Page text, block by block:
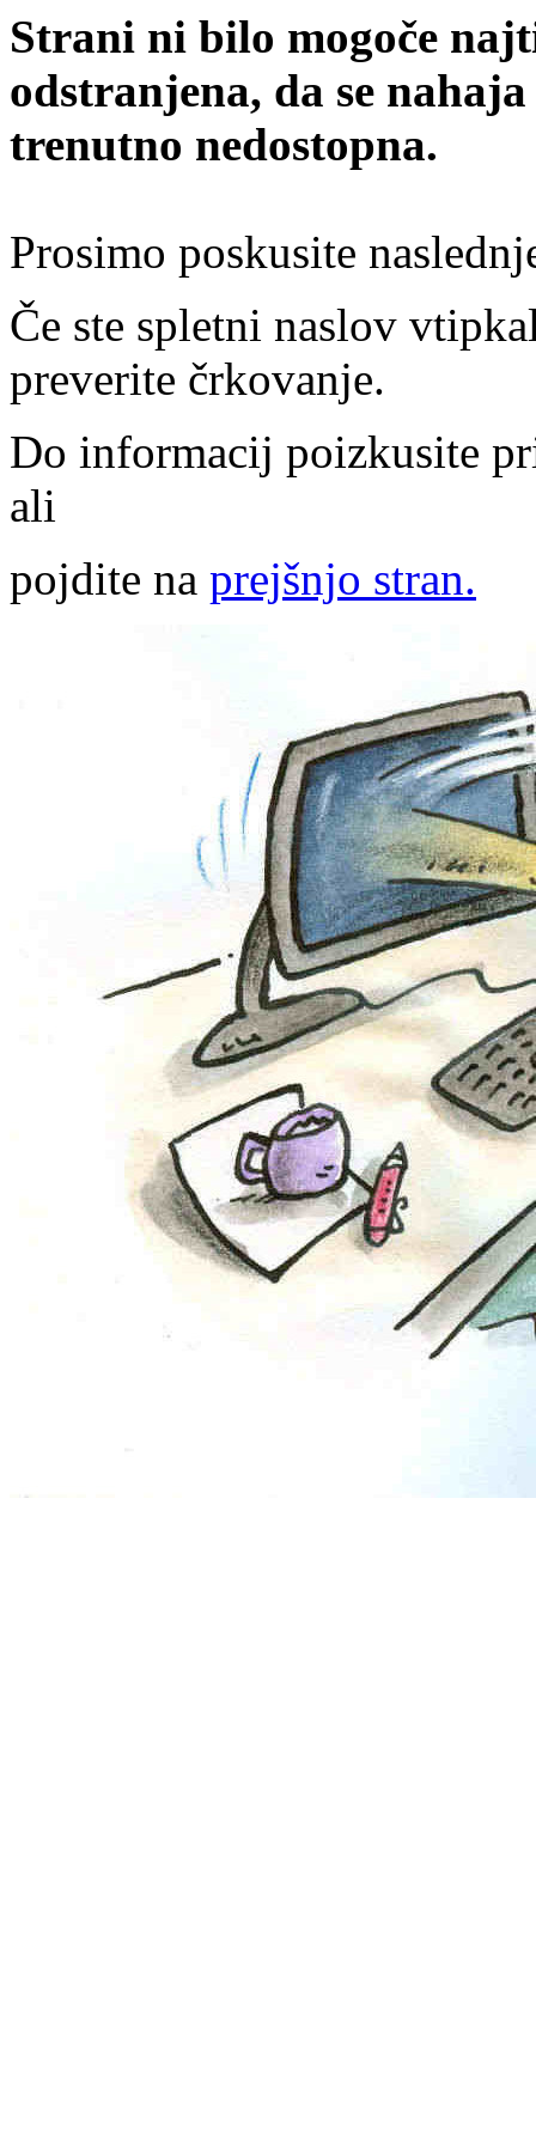
Strani ni bilo mogoče
odstranjena, da se
trenutno nedostopna.
Prosimo poskusite
Če ste spletni naslov
preverite črkovanje.
Do informacij poizkusite
ali
pojdite na prejšnjo stran.